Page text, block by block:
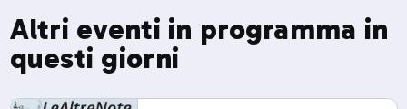
Altri eventi in programma in
questi giorni